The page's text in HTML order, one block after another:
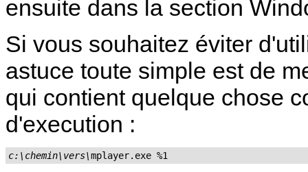
ensuite dans la section
Si vous souhaitez éviter
astuce toute simple est de
qui contient quelque chose
d'execution :
c:\chemin\vers\mplayer.exe %1